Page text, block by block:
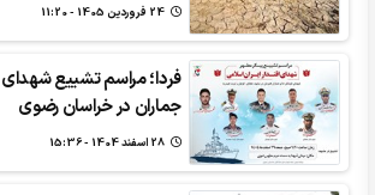
فردا؛ مراسم تشییع
جماران در خراسان رضوی